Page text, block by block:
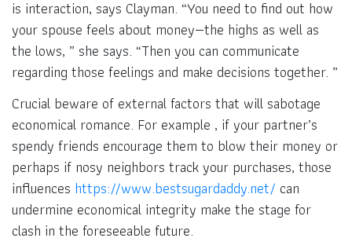
is interaction, says Clayman. “You need to find out how
your spouse feels about money—the highs as well as
the lows, ” she says. “Then you can communicate
regarding those feelings and make decisions together. ”
Crucial beware of external factors that will sabotage
economical romance. For example , if your partner’s
spendy friends encourage them to blow their money or
perhaps if nosy neighbors track your purchases, those
influences https://www.bestsugardaddy.net/ can
undermine economical integrity make the stage for
clash in the foreseeable future.